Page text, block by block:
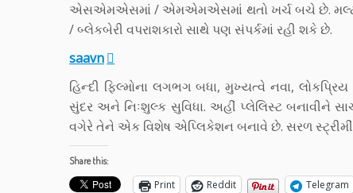
એસએમએસમાં / એમએમએસમાં થતો ખર્ચ બચે છે.
/ બ્લેકબેરી વપરાશકારો સાથે પણ સંપર્કમાં રહી શકે છે.
saavn
હિન્દી ફિલ્મોના લગભગ બધા, મુખ્યત્વે નવા,
સુંદર અને નિઃશુલ્ક સુવિધા. અહીં પ્લેલિસ્ટ બનાવીને
વગેરે તેને એક વિશેષ એપ્લિકેશન બનાવે છે. સરળ
Share this:
Print Reddit Telegram